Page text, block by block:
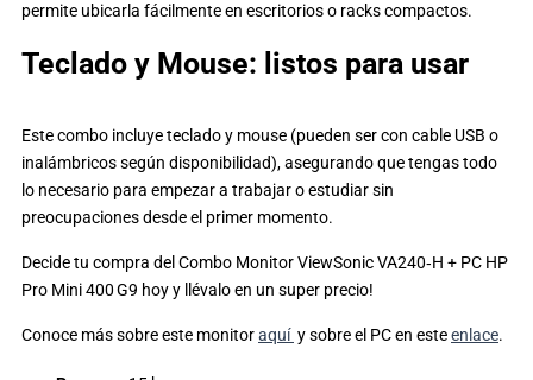
permite ubicarla fácilmente en escritorios o racks compactos.
Teclado y Mouse: listos para usar
Este combo incluye teclado y mouse (pueden ser con cable USB o
inalámbricos según disponibilidad), asegurando que tengas todo
lo necesario para empezar a trabajar o estudiar sin
preocupaciones desde el primer momento.
Decide tu compra del Combo Monitor ViewSonic VA240‑H + PC HP
Pro Mini 400 G9 hoy y llévalo en un super precio!
Conoce más sobre este monitoraquí y sobre el PC en esteenlace.